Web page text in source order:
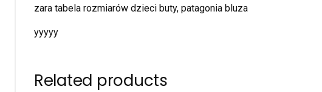
zara tabela rozmiarów dzieci buty, patagonia bluza
yyyyy
Related products